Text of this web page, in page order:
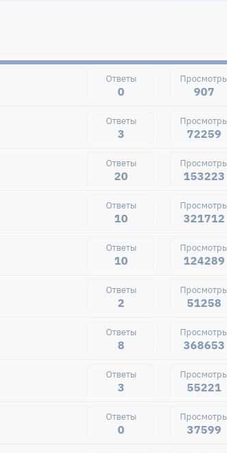
0 907
3 72259
20 153223
10 321712
10 124289
2 51258
8 368653
3 55221
0 37599